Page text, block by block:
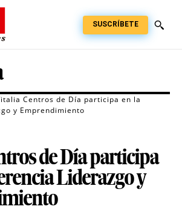
SUSCRÍBETE
Centros de Día participa en la
y Emprendimiento
de Día participa
Liderazgo y